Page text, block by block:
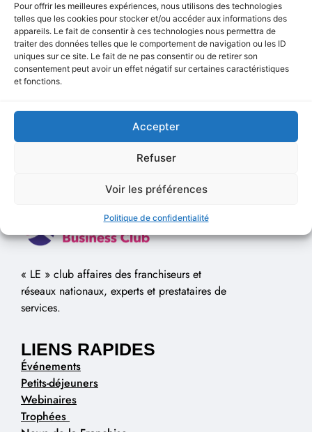
Pour offrir les meilleures expériences, nous utilisons des technologies
telles que les cookies pour stocker et/ou accéder aux informations des
appareils. Le fait de consentir à ces technologies nous permettra de
traiter des données telles que le comportement de navigation ou les ID
uniques sur ce site. Le fait de ne pas consentir ou de retirer son
consentement peut avoir un effet négatif sur certaines caractéristiques
et fonctions.
Accepter
Refuser
Voir les préférences
Politique de confidentialité
Vidéo de Présentation
Aucune vidéo disponible.
« LE » club affaires des franchiseurs et
réseaux nationaux, experts et prestataires de
services.
LIENS RAPIDES
Événements
Petits-déjeuners
Webinaires
Trophées